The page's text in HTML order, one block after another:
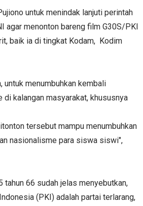
untuk menindak lanjuti perintah
agar menonton bareng film G30S/PKI
baik ia di tingkat Kodam, Kodim
untuk menumbuhkan kembali
kalangan masyarakat, khususnya
tersebut mampu menumbuhkan
nasionalisme para siswa siswi",
tahun 66 sudah jelas menyebutkan,
(PKI) adalah partai terlarang,